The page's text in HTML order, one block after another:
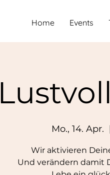
Home Events
Mo., 14. Apr.
Wir aktivieren
Und verändern damit